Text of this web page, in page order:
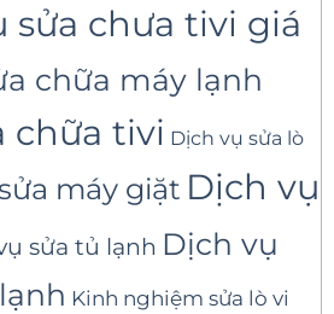
sửa chưa tivi giá
chữa máy lạnh
chữa tivi Dịch vụ sửa lò
máy giặt Dịch vụ
sửa tủ lạnh Dịch vụ
Kinh nghiệm sửa lò vi